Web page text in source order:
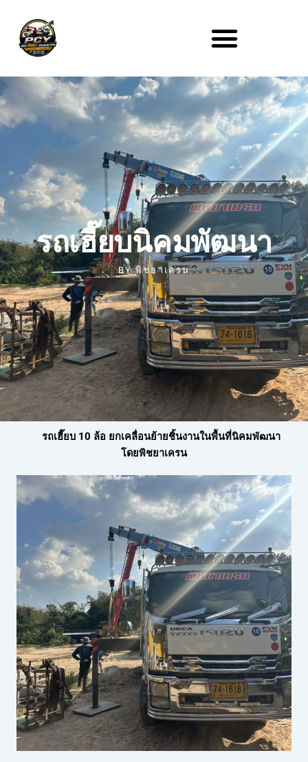
รถเฮี๊ยบนิคมพัฒนา
BYพิชยาเครน
รถเฮี๊ยบ 10 ล้อ ยกเคลื่อนย้ายชิ้นงานในพื้นที่นิคมพัฒนา
โดยพิชยาเครน